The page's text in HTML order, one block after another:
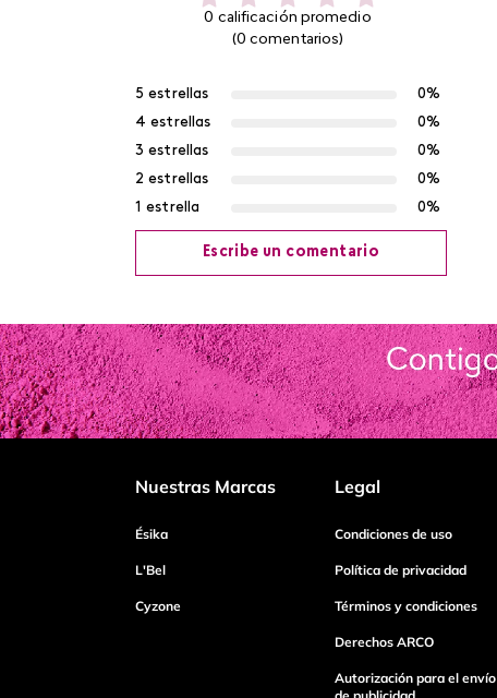
0 calificación promedio
(0 comentarios)
5 estrellas
0%
4 estrellas
0%
3 estrellas
0%
2 estrellas
0%
1 estrella
0%
Escribe un comentario
Agregar comentario
Título
Tu nombre
Dirección de email
Nuestras Marcas
Ésika
L'Bel
Cyzone
Legal
Condiciones de uso
Política de privacidad
Términos y condiciones
Derechos ARCO
Autorización para el envío